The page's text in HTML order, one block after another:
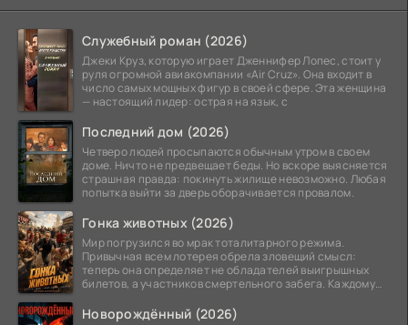
Служебный роман (2026)
Джеки Круз, которую играет Дженнифер Лопес, стоит у
руля огромной авиакомпании «Air Cruz». Она входит в
число самых мощных фигур в своей сфере. Эта женщина
— настоящий лидер: острая на язык, с
Последний дом (2026)
Четверо людей просыпаются обычным утром в своем
доме. Ничто не предвещает беды. Но вскоре выясняется
страшная правда: покинуть жилище невозможно. Любая
попытка выйти за дверь оборачивается провалом.
Гонка животных (2026)
Мир погрузился во мрак тоталитарного режима.
Привычная всем лотерея обрела зловещий смысл:
теперь она определяет не обладателей выигрышных
билетов, а участников смертельного забега. Каждому
Новорождённый (2026)